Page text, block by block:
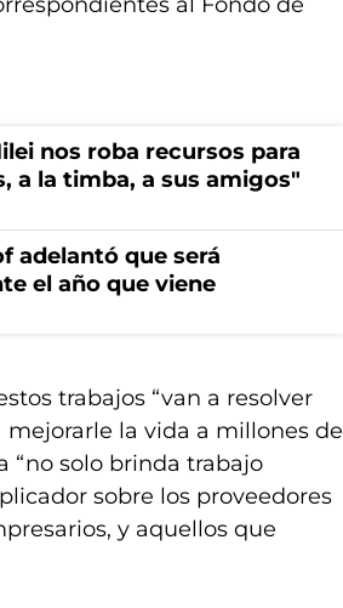
nos roba recursos para
a la timba, a sus amigos"
adelantó que será
el año que viene
trabajos “van a resolver
la vida a millones de
“no solo brinda trabajo
sobre los proveedores
y aquellos que